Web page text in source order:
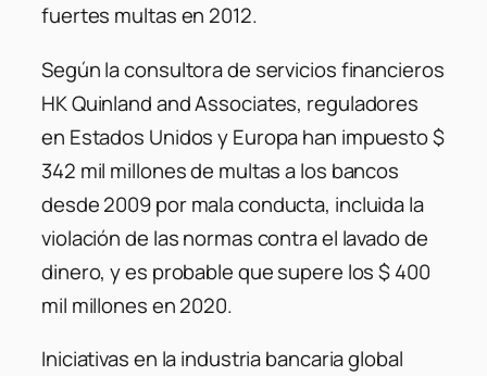
fuertes multas en 2012.
Según la consultora de servicios financieros
HK Quinland and Associates, reguladores
en Estados Unidos y Europa han impuesto $
342 mil millones de multas a los bancos
desde 2009 por mala conducta, incluida la
violación de las normas contra el lavado de
dinero, y es probable que supere los $ 400
mil millones en 2020.
Iniciativas en la industria bancaria global